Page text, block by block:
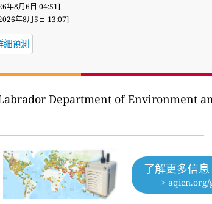
年8月6日 04:51]
年8月5日 13:07]
細預測
Department of Environment
了解更多信
> aqicn.org/